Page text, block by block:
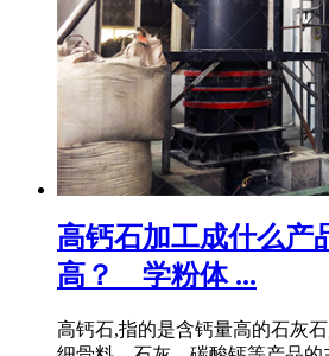
高钙石加工成什么产
高？ _ 学粉体 ...
高钙石,指的是含钙量高的石灰